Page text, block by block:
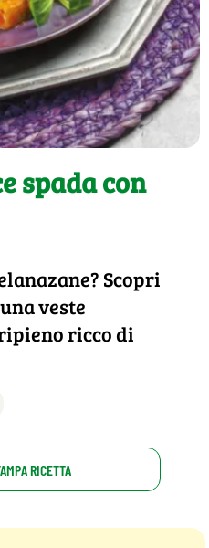
spada con
Scopri
veste
ricco di
RICETTA